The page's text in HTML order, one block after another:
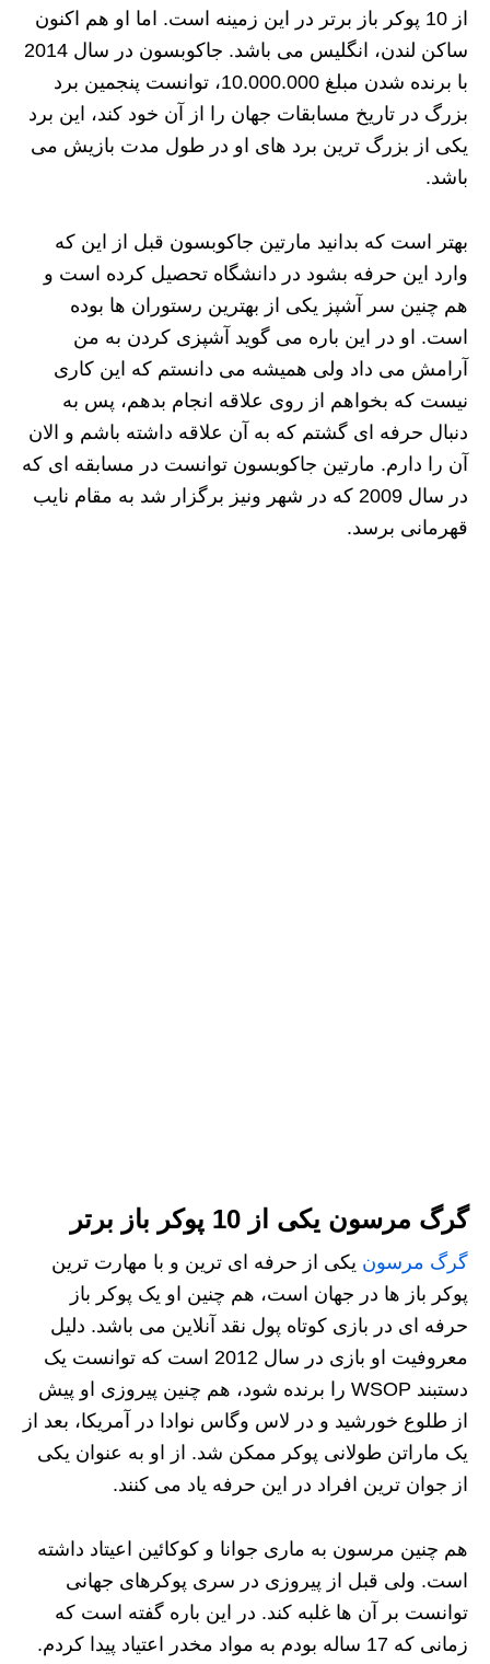
از 10 پوکر باز برتر در این زمینه است. اما او هم اکنون
ساکن لندن، انگلیس می باشد. جاکوبسون در سال 2014
با برنده شدن مبلغ 10.000.000، توانست پنجمین برد
بزرگ در تاریخ مسابقات جهان را از آن خود کند، این برد
یکی از بزرگ ترین برد های او در طول مدت بازیش می
باشد.
بهتر است که بدانید مارتین جاکوبسون قبل از این که
وارد این حرفه بشود در دانشگاه تحصیل کرده است و
هم چنین سر آشپز یکی از بهترین رستوران ها بوده
است. او در این باره می گوید آشپزی کردن به من
آرامش می داد ولی همیشه می دانستم که این کاری
نیست که بخواهم از روی علاقه انجام بدهم، پس به
دنبال حرفه ای گشتم که به آن علاقه داشته باشم و الان
آن را دارم. مارتین جاکوبسون توانست در مسابقه ای که
در سال 2009 که در شهر ونیز برگزار شد به مقام نایب
قهرمانی برسد.
گرگ مرسون یکی از 10 پوکر باز برتر
گرگ مرسون یکی از حرفه ای ترین و با مهارت ترین
پوکر باز ها در جهان است، هم چنین او یک پوکر باز
حرفه ای در بازی کوتاه پول نقد آنلاین می باشد. دلیل
معروفیت او بازی در سال 2012 است که توانست یک
دستبند WSOP را برنده شود، هم چنین پیروزی او پیش
از طلوع خورشید و در لاس‌ وگاس نوادا در آمریکا، بعد از
یک ماراتن طولانی پوکر ممکن شد. از او به عنوان یکی
از جوان ترین افراد در این حرفه یاد می کنند.
هم چنین مرسون به ماری جوانا و کوکائین اعیتاد داشته
است. ولی قبل از پیروزی در سری پوکرهای جهانی
توانست بر آن ها غلبه کند. در این باره گفته است که
زمانی که 17 ساله بودم به مواد مخدر اعتیاد پیدا کردم.